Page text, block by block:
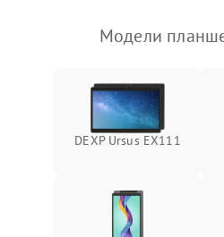
Сенсорное управление
Проблемы с механикой
Кнопки и органы управления
Модели
DEXP Ursus EX111